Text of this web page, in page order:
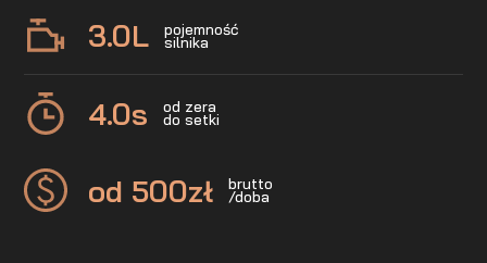
3.0L pojemność
silnika
4.0s od zera
do setki
od 500zł brutto
/doba